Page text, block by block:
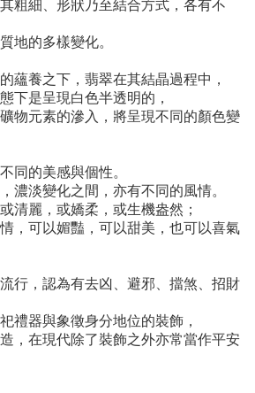
粗細、形狀乃至結合方式，各有不
地的多樣變化。
蘊養之下，翡翠在其結晶過程中，
下是呈現白色半透明的，
物元素的滲入，將呈現不同的顏色變
同的美感與個性。
濃淡變化之間，亦有不同的風情。
清麗，或嬌柔，或生機盎然；
，可以媚豔，可以甜美，也可以喜氣
行，認為有去凶、避邪、擋煞、招財
禮器與象徵身分地位的裝飾，
，在現代除了裝飾之外亦常當作平安